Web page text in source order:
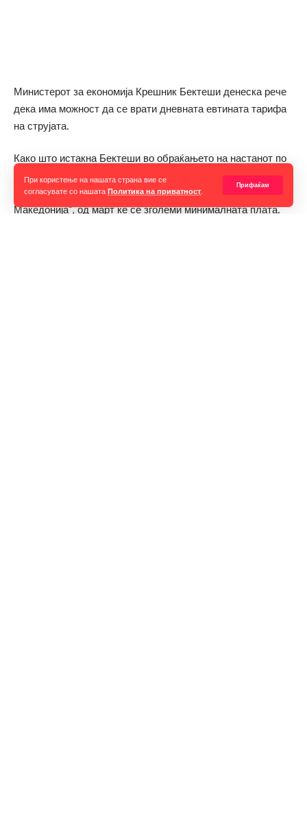
При користење на нашата страна вие се
согласувате со нашата Политика на приватност
Прифаќам
Министерот за економија Крешник Бектеши денеска рече
дека има можност да се врати дневната евтината тарифа
на струјата.
Како што истакна Бектеши во обраќањето на настанот по
повод презентацијата на студијата „Ефектите од кризата
со храна и енергија врз децата и семејствата во Северна
Македонија“, од март ќе се зголеми минималната плата.